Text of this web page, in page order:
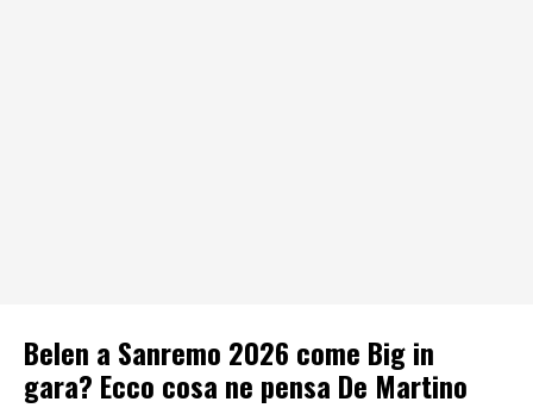
Belen a Sanremo 2026 come Big in
gara? Ecco cosa ne pensa De Martino